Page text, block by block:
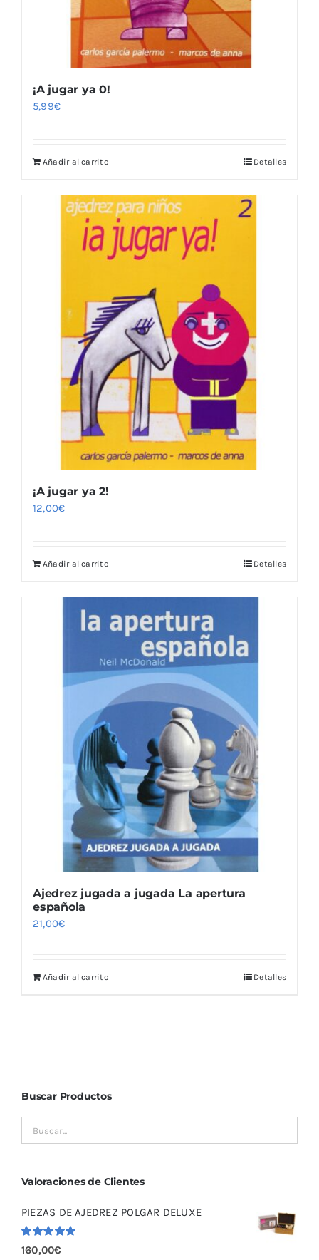
¡A jugar ya 0!
5,99€
Añadir al carrito Detalles
¡A jugar ya 2!
12,00€
Añadir al carrito Detalles
Ajedrez jugada a jugada La apertura
española
21,00€
Añadir al carrito Detalles
Buscar Productos
Valoraciones de Clientes
PIEZAS DE AJEDREZ POLGAR DELUXE
Valorado
160,00€